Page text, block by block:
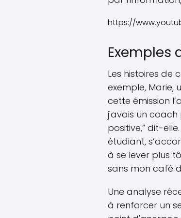
https://
Exemples
Les histoires de
exemple, Marie,
cette émission
j'avais un
positive,” dit-
étudiant,
à se lever plus
sans mon café
Une analyse
à renforcer un